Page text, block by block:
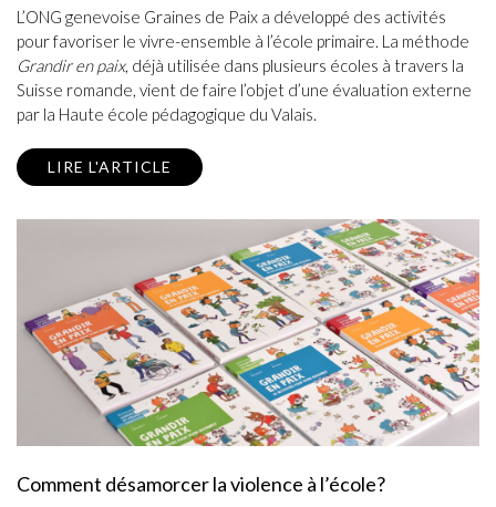
L’ONG genevoise Graines de Paix a développé des activités
pour favoriser le vivre-ensemble à l’école primaire. La méthode
Grandir en paix, déjà utilisée dans plusieurs écoles à travers la
Suisse romande, vient de faire l’objet d’une évaluation externe
par la Haute école pédagogique du Valais.
LIRE L'ARTICLE
Comment désamorcer la violence à l’école?